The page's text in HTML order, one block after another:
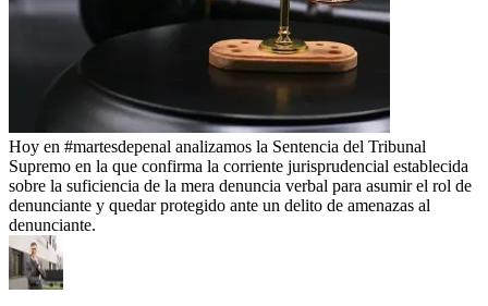
Hoy en #martesdepenal analizamos la Sentencia del Tribunal
Supremo en la que confirma la corriente jurisprudencial establecida
sobre la suficiencia de la mera denuncia verbal para asumir el rol de
denunciante y quedar protegido ante un delito de amenazas al
denunciante.